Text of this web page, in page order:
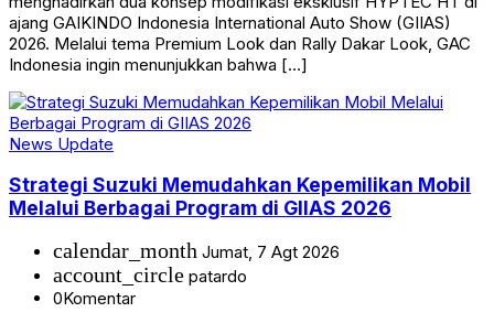
ajang GAIKINDO Indonesia International Auto Show (GIIAS)
2026. Melalui tema Premium Look dan Rally Dakar Look, GAC
Indonesia ingin menunjukkan bahwa […]
News Update
Strategi Suzuki Memudahkan Kepemilikan Mobil
Melalui Berbagai Program di GIIAS 2026
calendar_month Jumat, 7 Agt 2026
account_circle patardo
0Komentar